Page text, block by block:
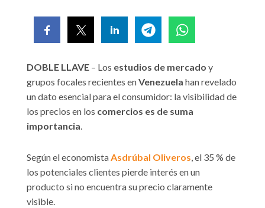
DOBLE LLAVE – Los estudios de mercado y
grupos focales recientes enVenezuela han revelado
un dato esencial para el consumidor: la visibilidad de
los precios en los comercios es de suma
importancia.
Según el economistaAsdrúbal Oliveros, el 35 % de
los potenciales clientes pierde interés en un
producto si no encuentra su precio claramente
visible.